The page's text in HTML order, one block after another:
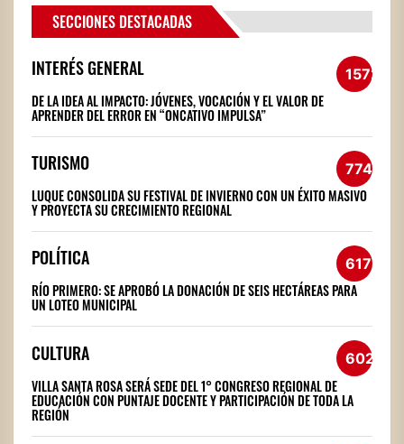
SECCIONES DESTACADAS
INTERÉS GENERAL 1572
DE LA IDEA AL IMPACTO: JÓVENES, VOCACIÓN Y EL VALOR DE
APRENDER DEL ERROR EN “ONCATIVO IMPULSA”
TURISMO 774
LUQUE CONSOLIDA SU FESTIVAL DE INVIERNO CON UN ÉXITO MASIVO
Y PROYECTA SU CRECIMIENTO REGIONAL
POLÍTICA 617
RÍO PRIMERO: SE APROBÓ LA DONACIÓN DE SEIS HECTÁREAS PARA
UN LOTEO MUNICIPAL
CULTURA 602
VILLA SANTA ROSA SERÁ SEDE DEL 1° CONGRESO REGIONAL DE
EDUCACIÓN CON PUNTAJE DOCENTE Y PARTICIPACIÓN DE TODA LA
REGIÓN